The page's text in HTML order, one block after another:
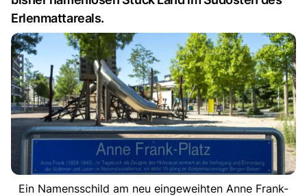
Erlenmattareals.
Ein Namensschild am neu eingeweihten Anne Frank-